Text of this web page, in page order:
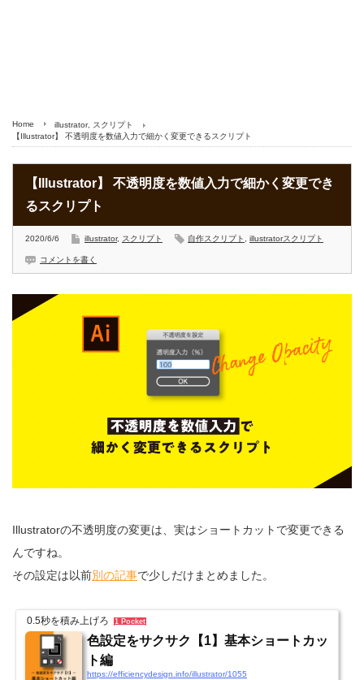
Home illustrator, スクリプト
【Illustrator】 不透明度を数値入力で細かく変更できるスクリプト
【Illustrator】 不透明度を数値入力で細かく変更でき
るスクリプト
2020/6/6 illustrator, スクリプト 自作スクリプト illustratorスクリプト
コメントを書く
Illustratorの不透明度の変更は、実はショートカットで変更できる
んですね。
その設定は以前別の記事で少しだけまとめました。
0.5秒を積み上げろ 1 Pocket
色設定をサクサク【1】基本ショートカッ
ト編
https://efficiencydesign.info/illustrator/1055